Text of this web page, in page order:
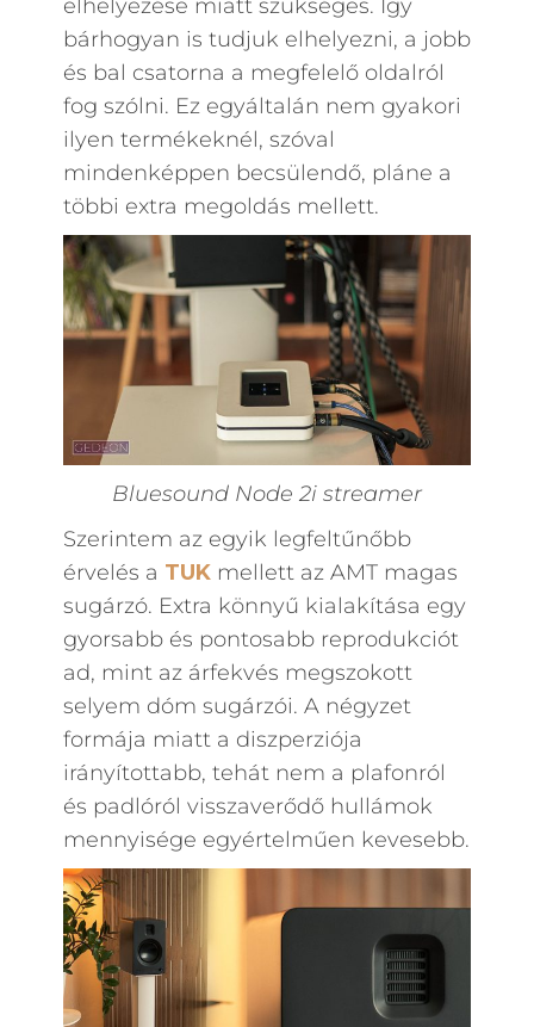
elhelyezése miatt szükséges. Így
bárhogyan is tudjuk elhelyezni, a jobb
és bal csatorna a megfelelő oldalról
fog szólni. Ez egyáltalán nem gyakori
ilyen termékeknél, szóval
mindenképpen becsülendő, pláne a
többi extra megoldás mellett.
Bluesound Node 2i streamer
Szerintem az egyik legfeltűnőbb
érvelés a TUKmellett az AMT magas
sugárzó. Extra könnyű kialakítása egy
gyorsabb és pontosabb reprodukciót
ad, mint az árfekvés megszokott
selyem dóm sugárzói. A négyzet
formája miatt a diszperziója
irányítottabb, tehát nem a plafonról
és padlóról visszaverődő hullámok
mennyisége egyértelműen kevesebb.